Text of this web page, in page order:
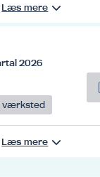
Læs mere
2026
værksted
Læs mere